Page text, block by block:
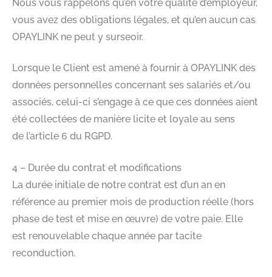
Nous vous rappelons qu’en votre qualité d’employeur,
vous avez des obligations légales, et qu’en aucun cas
OPAYLINK ne peut y surseoir.​
Lorsque le Client est amené à fournir à OPAYLINK des
données personnelles concernant ses salariés et/ou
associés, celui-ci s’engage à ce que ces données aient
été collectées de manière licite et loyale au sens
de l’article 6 du RGPD.​
4 – Durée du contrat et modifications​
La durée initiale de notre contrat est d’un an en
référence au premier mois de production réelle (hors
phase de test et mise en œuvre) de votre paie. Elle
est renouvelable chaque année par tacite
reconduction.​